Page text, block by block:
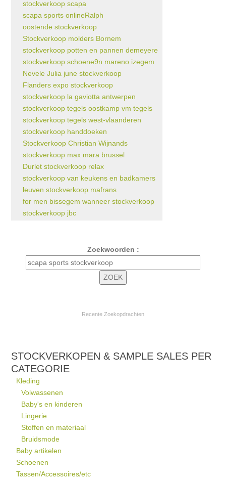
stockverkoop scapa
scapa sports onlineRalph
oostende stockverkoop
Stockverkoop molders Bornem
stockverkoop potten en pannen demeyere
stockverkoop schoene9n mareno izegem
Nevele Julia june stockverkoop
Flanders expo stockverkoop
stockverkoop la gaviotta antwerpen
stockverkoop tegels oostkamp vm tegels
stockverkoop tegels west-vlaanderen
stockverkoop handdoeken
Stockverkoop Christian Wijnands
stockverkoop max mara brussel
Durlet stockverkoop relax
stockverkoop van keukens en badkamers
leuven stockverkoop mafrans
for men bissegem wanneer stockverkoop
stockverkoop jbc
Zoekwoorden :
Recente Zoekopdrachten
STOCKVERKOPEN & SAMPLE SALES PER
CATEGORIE
Kleding
Volwassenen
Baby's en kinderen
Lingerie
Stoffen en materiaal
Bruidsmode
Baby artikelen
Schoenen
Tassen/Accessoires/etc